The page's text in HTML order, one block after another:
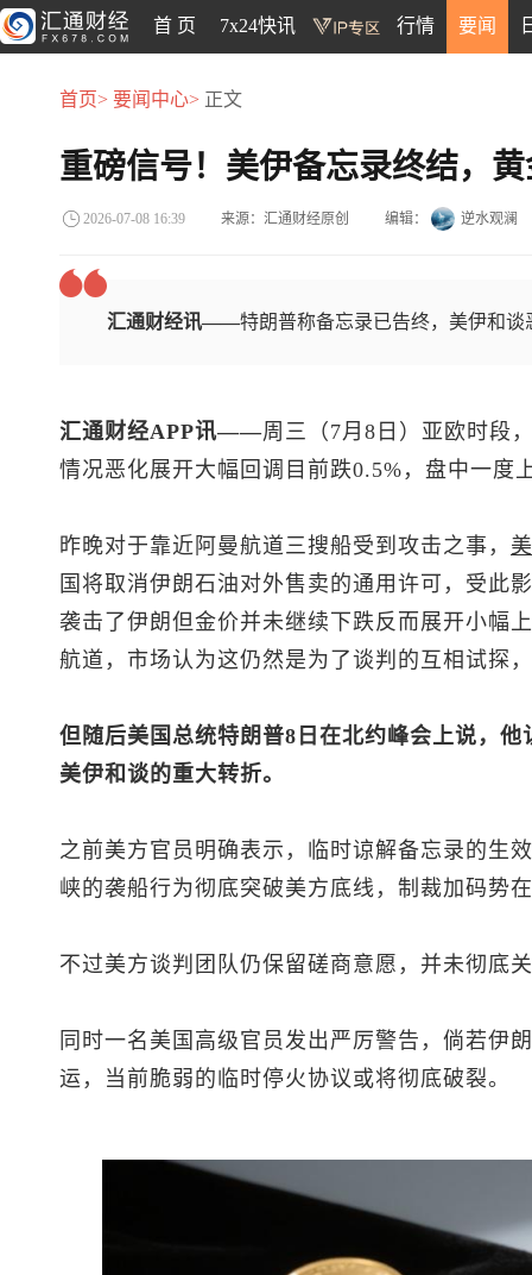
首 页 7x24快讯 行情 要闻
首页> 要闻中心> 正文
重磅信号！美伊备忘录终结，
2026-07-08 16:39 来源：汇通财经原创 编辑： 逆水观澜
汇通财经讯——特朗普称备忘录已告终，美伊和
汇通财经APP讯——周三（7月8日）亚欧时段
情况恶化展开大幅回调目前跌0.5%，盘中一度
昨晚对于靠近阿曼航道三搜船受到攻击之事，
国将取消伊朗石油对外售卖的通用许可，受此
袭击了伊朗但金价并未继续下跌反而展开小幅
航道，市场认为这仍然是为了谈判的互相试探
但随后美国总统特朗普8日在北约峰会上说，
美伊和谈的重大转折。
之前美方官员明确表示，临时谅解备忘录的生
峡的袭船行为彻底突破美方底线，制裁加码势
不过美方谈判团队仍保留磋商意愿，并未彻底
同时一名美国高级官员发出严厉警告，倘若伊
运，当前脆弱的临时停火协议或将彻底破裂。